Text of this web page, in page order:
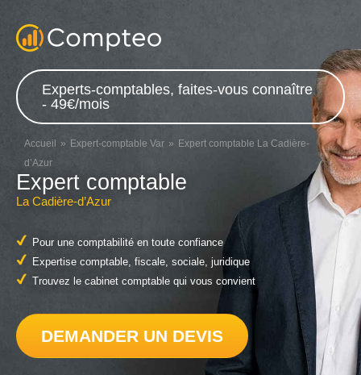
Experts-comptables, faites-vous connaître
- 49€/mois
Accueil Expert-comptable Var
Expert comptable La Cadière-
d’Azur
Expert comptable
La Cadière-d’Azur
Pour une comptabilité en toute confiance
Expertise comptable, fiscale, sociale, juridique
Trouvez le cabinet comptable qui vous convient
DEMANDER UN DEVIS